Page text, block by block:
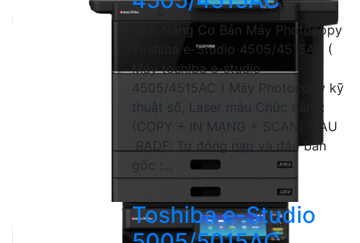
Tính Năng Cơ Bản Máy Photocopy
Toshiba e-Studio 4505/4515AC (
Máy toshiba e-studio
4505/4515AC ) Máy Photocopy kỹ
thuật số, Laser màu Chức năng:
(COPY + IN MẠNG + SCAN) MÀU
RADF: Tự động nạp và đảo bản
gốc :...
Toshiba e-Studio